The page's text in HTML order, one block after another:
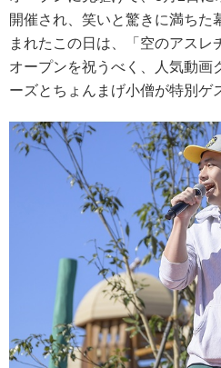
開催され、笑いと驚きに満ちた
まれたこの日は、「空のアスレ
オープンを祝うべく、人気動画
ーズとちょんまげ小僧が特別ゲ